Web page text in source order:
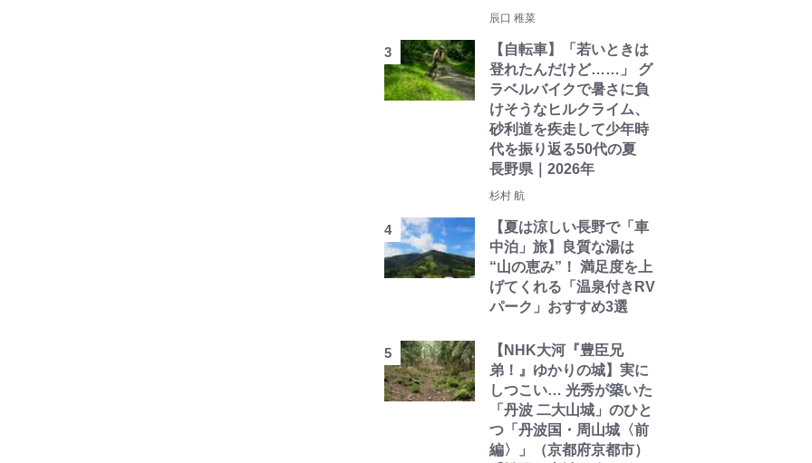
辰口 稚菜
【自転車】「若いときは
登れたんだけど……」 グ
ラベルバイクで暑さに負
けそうなヒルクライム、
砂利道を疾走して少年時
代を振り返る50代の夏
長野県｜2026年
杉村 航
【夏は涼しい長野で「車
中泊」旅】良質な湯は
“山の恵み”！ 満足度を上
げてくれる「温泉付きRV
パーク」おすすめ3選
【NHK大河『豊臣兄
弟！』ゆかりの城】実に
しつこい… 光秀が築いた
「丹波 二大山城」のひと
つ「丹波国・周山城〈前
編〉」（京都府京都市）